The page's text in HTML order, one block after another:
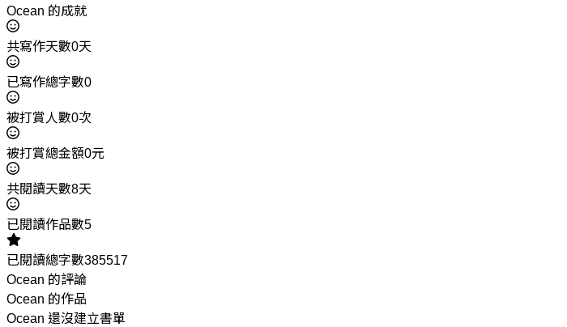
Ocean 的成就
共寫作天數0天
已寫作總字數0
被打賞人數0次
被打賞總金額0元
共閱讀天數8天
已閱讀作品數5
已閱讀總字數385517
Ocean 的評論
Ocean 的作品
Ocean 還沒建立書單